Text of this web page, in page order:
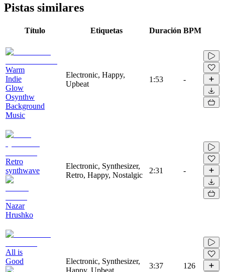
Pistas similares
Título Etiquetas Duración BPM
Warm
Indie
Glow
Osynthw
Background
Music
Electronic, Happy,
Upbeat
1:53 -
Retro
synthwave
Nazar
Hrushko
Electronic, Synthesizer,
Retro, Happy, Nostalgic
2:31 -
All is
Good
Electronic, Synthesizer,
Happy, Upbeat
3:37 126